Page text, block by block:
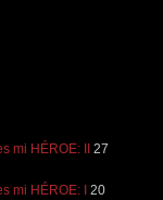
mi HÉROE: II
27
mi HÉROE: I
20